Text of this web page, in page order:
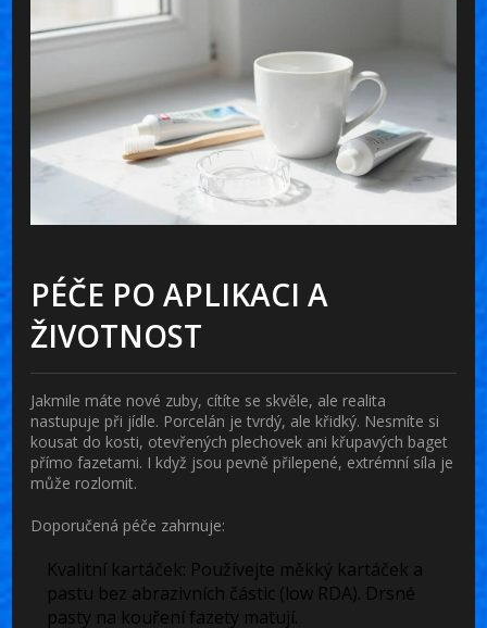
PÉČE PO APLIKACI A
ŽIVOTNOST
Jakmile máte nové zuby, cítíte se skvěle, ale realita
nastupuje při jídle. Porcelán je tvrdý, ale křidký. Nesmíte si
kousat do kosti, otevřených plechovek ani křupavých baget
přímo fazetami. I když jsou pevně přilepené, extrémní síla je
může rozlomit.
Doporučená péče zahrnuje:
Kvalitní kartáček: Používejte měkký kartáček a
pastu bez abrazivních částic (low RDA). Drsné
pasty na kouření fazety matují.